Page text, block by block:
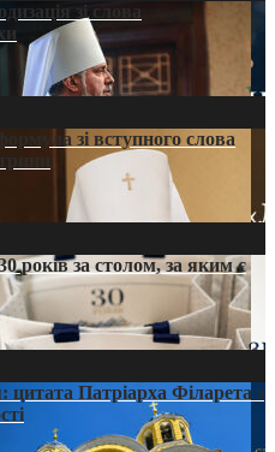
зі слова
зі вступного слова
років за столом, за яким є
цитата Патріарха Філарета з